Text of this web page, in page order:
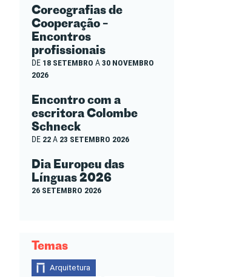
Coreografias de
Cooperação –
Encontros
profissionais
DE 18 SETEMBRO A30 NOVEMBRO
2026
Encontro com a
escritora Colombe
Schneck
DE 22A 23 SETEMBRO 2026
Dia Europeu das
Línguas 2026
26 SETEMBRO 2026
Temas
Arquitetura